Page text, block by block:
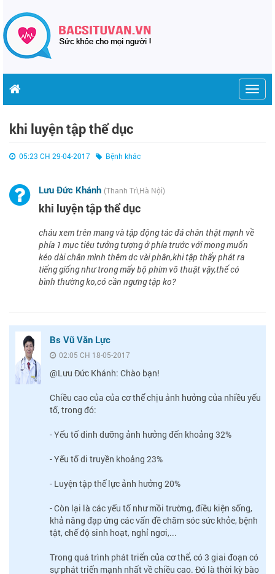
khi luyện tập thể dục
05:23 CH 29-04-2017 Bệnh khác
Lưu Đức Khánh (Thanh Trì,Hà Nội)
khi luyện tập thể dục
cháu xem trên mang và tập động tác đá chân thật mạnh về
phía 1 mục tiêu tưởng tượng ở phía trước với mong muốn
kéo dài chân mình thêm dc vài phân,khi tập thấy phát ra
tiếng giống như trong mấy bộ phim võ thuật vậy,thế có
bình thường ko,có cần ngưng tập ko?
Bs Vũ Văn Lực
02:05 CH 18-05-2017
@Lưu Đức Khánh: Chào bạn!
Chiều cao của của cơ thể chịu ảnh hưởng của nhiều yếu
tố, trong đó:
- Yếu tố dinh dưỡng ảnh hưởng đến khoảng 32%
- Yếu tố di truyền khoảng 23%
- Luyện tập thể lực ảnh hưởng 20%
- Còn lại là các yếu tố như mồi trường, điều kiện sống,
khả năng đạp ứng các vấn đề chăm sóc sức khỏe, bệnh
tật, chế độ sinh hoạt, nghỉ ngơi,...
Trong quá trình phát triển của cơ thể, có 3 giai đoạn có
sự phát triển mạnh nhất về chiều cao. Đó là thời kỳ bào